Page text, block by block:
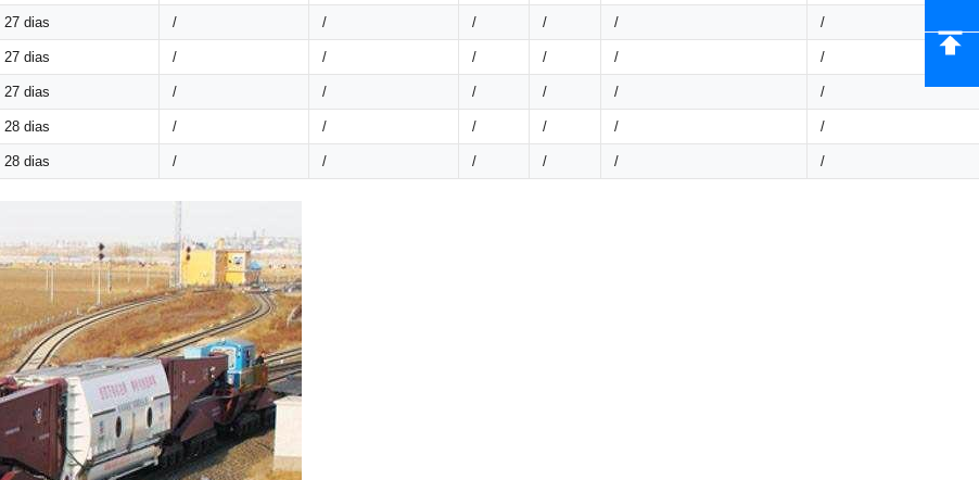
27 dias / / / / / /
27 dias / / / / / /
27 dias / / / / / /
28 dias / / / / / /
28 dias / / / / / /